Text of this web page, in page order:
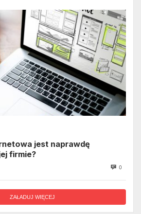
jest naprawdę
firmie?
0
ZAŁADUJ WIĘCEJ